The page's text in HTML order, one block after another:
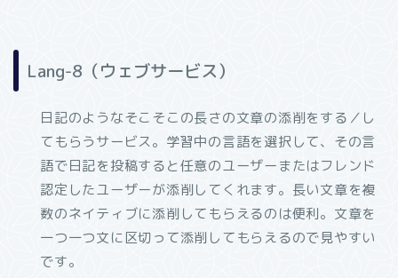
Lang-8（ウェブサービス）
日記のようなそこそこの長さの文章の添削をする／し
てもらうサービス。学習中の言語を選択して、その言
語で日記を投稿すると任意のユーザーまたはフレンド
認定したユーザーが添削してくれます。長い文章を複
数のネイティブに添削してもらえるのは便利。文章を
一つ一つ文に区切って添削してもらえるので見やすい
です。